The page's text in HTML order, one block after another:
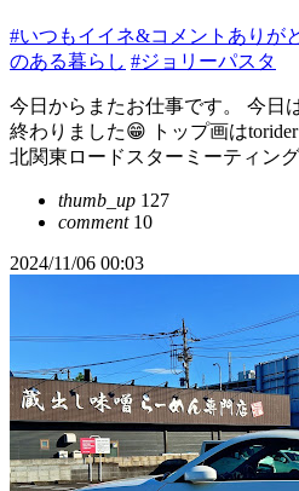
#いつもイイネ&コメントありが
のある暮らし #ジョリーパスタ
今日からまたお仕事です。 今日
終わりました😁 トップ画は
北関東ロードスターミーティン
thumb_up 127
comment10
2024/11/06 00:03